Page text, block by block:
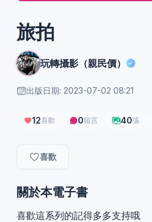
旅拍
玩轉攝影（親民價）
出版日期: 2023-07-02 08:21
12喜歡 0留言 40張
喜歡
關於本電子書
喜歡這系列的記得多多支持哦